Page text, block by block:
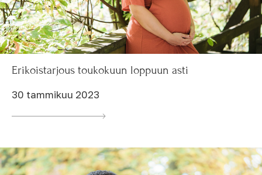
Erikoistarjous toukokuun loppuun asti
30 tammikuu 2023